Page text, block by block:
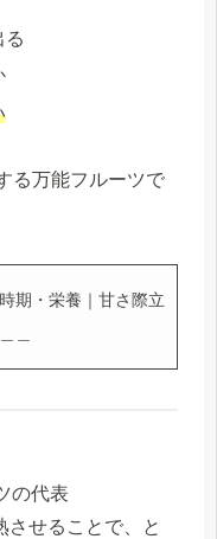
る
る万能フルーツで
時期・栄養｜甘さ際立
＿
の代表
させることで、と